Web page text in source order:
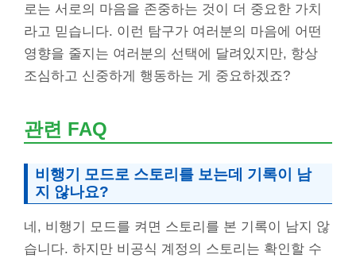
로는 서로의 마음을 존중하는 것이 더 중요한 가치
라고 믿습니다. 이런 탐구가 여러분의 마음에 어떤
영향을 줄지는 여러분의 선택에 달려있지만, 항상
조심하고 신중하게 행동하는 게 중요하겠죠?
관련 FAQ
비행기 모드로 스토리를 보는데 기록이 남
지 않나요?
네, 비행기 모드를 켜면 스토리를 본 기록이 남지 않
습니다. 하지만 비공식 계정의 스토리는 확인할 수